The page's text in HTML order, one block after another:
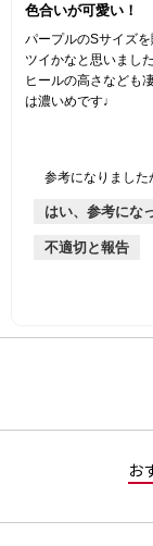
／
5
個
で
す。
色合いが可愛い！
パープルのSサイズ
ツイかなと思いまし
ヒールの高さなども
は濃いめです♩
参考になりました
はい、参考にな
不適切と報告
お